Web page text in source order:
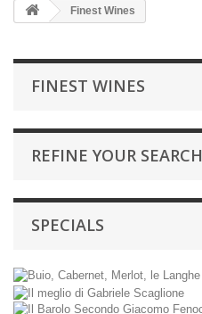
Finest Wines
FINEST WINES
REFINE YOUR SEARCH
SPECIALS